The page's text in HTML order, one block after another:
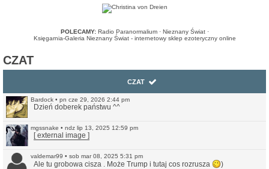
POLECAMY: Radio Paranormalium· Nieznany Świat·
Księgarnia-Galeria Nieznany Świat - internetowy sklep ezoteryczny online
CZAT
CZAT
Bardock • pn cze 29, 2026 2:44 pm
Dzień doberek państwu ^^
mgssnake • ndz lip 13, 2025 12:59 pm
[ external image ]
valdemar99 • sob mar 08, 2025 5:31 pm
Ale tu grobowa cisza . Może Trump i tutaj cos rozrusza )